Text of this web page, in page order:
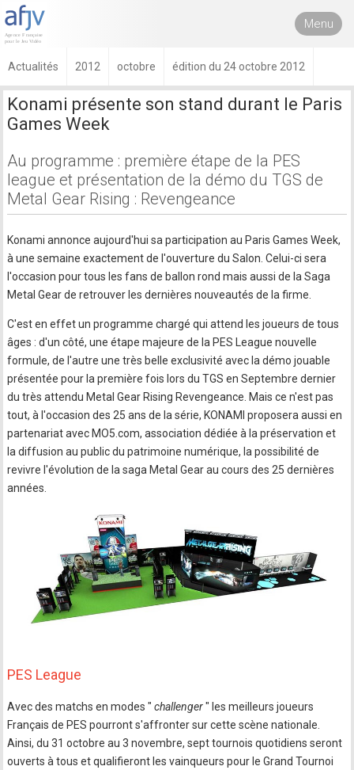
Menu
Actualités 2012 octobre édition du 24 octobre 2012
Konami présente son stand durant le Paris
Games Week
Au programme : première étape de la PES
league et présentation de la démo du TGS de
Metal Gear Rising : Revengeance
Konami annonce aujourd'hui sa participation au Paris Games Week,
à une semaine exactement de l'ouverture du Salon. Celui-ci sera
l'occasion pour tous les fans de ballon rond mais aussi de la Saga
Metal Gear de retrouver les dernières nouveautés de la firme.
C'est en effet un programme chargé qui attend les joueurs de tous
âges : d'un côté, une étape majeure de la PES League nouvelle
formule, de l'autre une très belle exclusivité avec la démo jouable
présentée pour la première fois lors du TGS en Septembre dernier
du très attendu Metal Gear Rising Revengeance. Mais ce n'est pas
tout, à l'occasion des 25 ans de la série, KONAMI proposera aussi en
partenariat avec MO5.com, association dédiée à la préservation et
la diffusion au public du patrimoine numérique, la possibilité de
revivre l'évolution de la saga Metal Gear au cours des 25 dernières
années.
PES League
Avec des matchs en modes " challenger" les meilleurs joueurs
Français de PES pourront s'affronter sur cette scène nationale.
Ainsi, du 31 octobre au 3 novembre, sept tournois quotidiens seront
ouverts à tous et qualifieront les vainqueurs pour le Grand Tournoi